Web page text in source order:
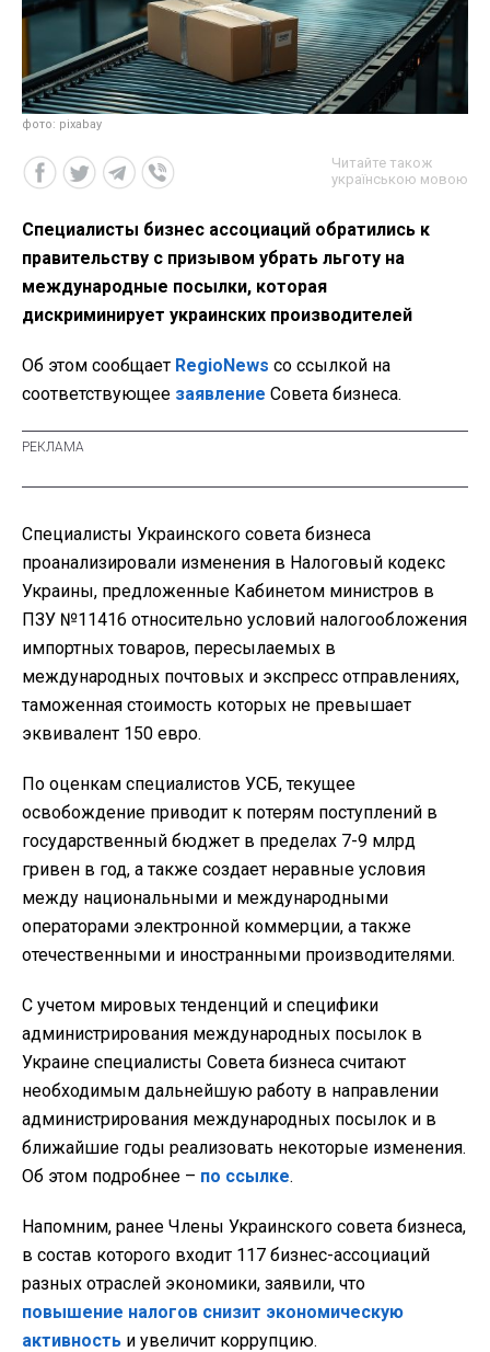
фото: pixabay
Читайте також
українською мовою
Специалисты бизнес ассоциаций обратились к
правительству с призывом убрать льготу на
международные посылки, которая
дискриминирует украинских производителей
Об этом сообщает RegioNews со ссылкой на
соответствующее заявление Совета бизнеса.
Специалисты Украинского совета бизнеса
проанализировали изменения в Налоговый кодекс
Украины, предложенные Кабинетом министров в
ПЗУ №11416 относительно условий налогообложения
импортных товаров, пересылаемых в
международных почтовых и экспресс отправлениях,
таможенная стоимость которых не превышает
эквивалент 150 евро.
По оценкам специалистов УСБ, текущее
освобождение приводит к потерям поступлений в
государственный бюджет в пределах 7-9 млрд
гривен в год, а также создает неравные условия
между национальными и международными
операторами электронной коммерции, а также
отечественными и иностранными производителями.
С учетом мировых тенденций и специфики
администрирования международных посылок в
Украине специалисты Совета бизнеса считают
необходимым дальнейшую работу в направлении
администрирования международных посылок и в
ближайшие годы реализовать некоторые изменения.
Об этом подробнее – по ссылке.
Напомним, ранее Члены Украинского совета бизнеса,
в состав которого входит 117 бизнес-ассоциаций
разных отраслей экономики, заявили, что
повышение налогов снизит экономическую
активность и увеличит коррупцию.